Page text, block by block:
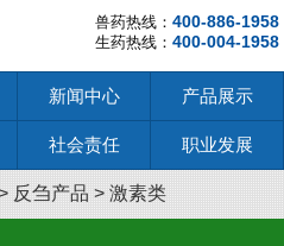
兽药热线： 400-886-1958
生药热线： 400-004-1958
新闻中心 产品展示
社会责任 职业发展
反刍产品 > 激素类